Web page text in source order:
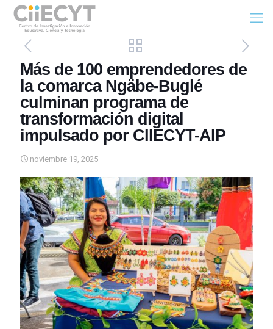
Más de 100 emprendedores de
la comarca Ngäbe-Buglé
culminan programa de
transformación digital
impulsado por CIIECYT-AIP
noviembre 19, 2025